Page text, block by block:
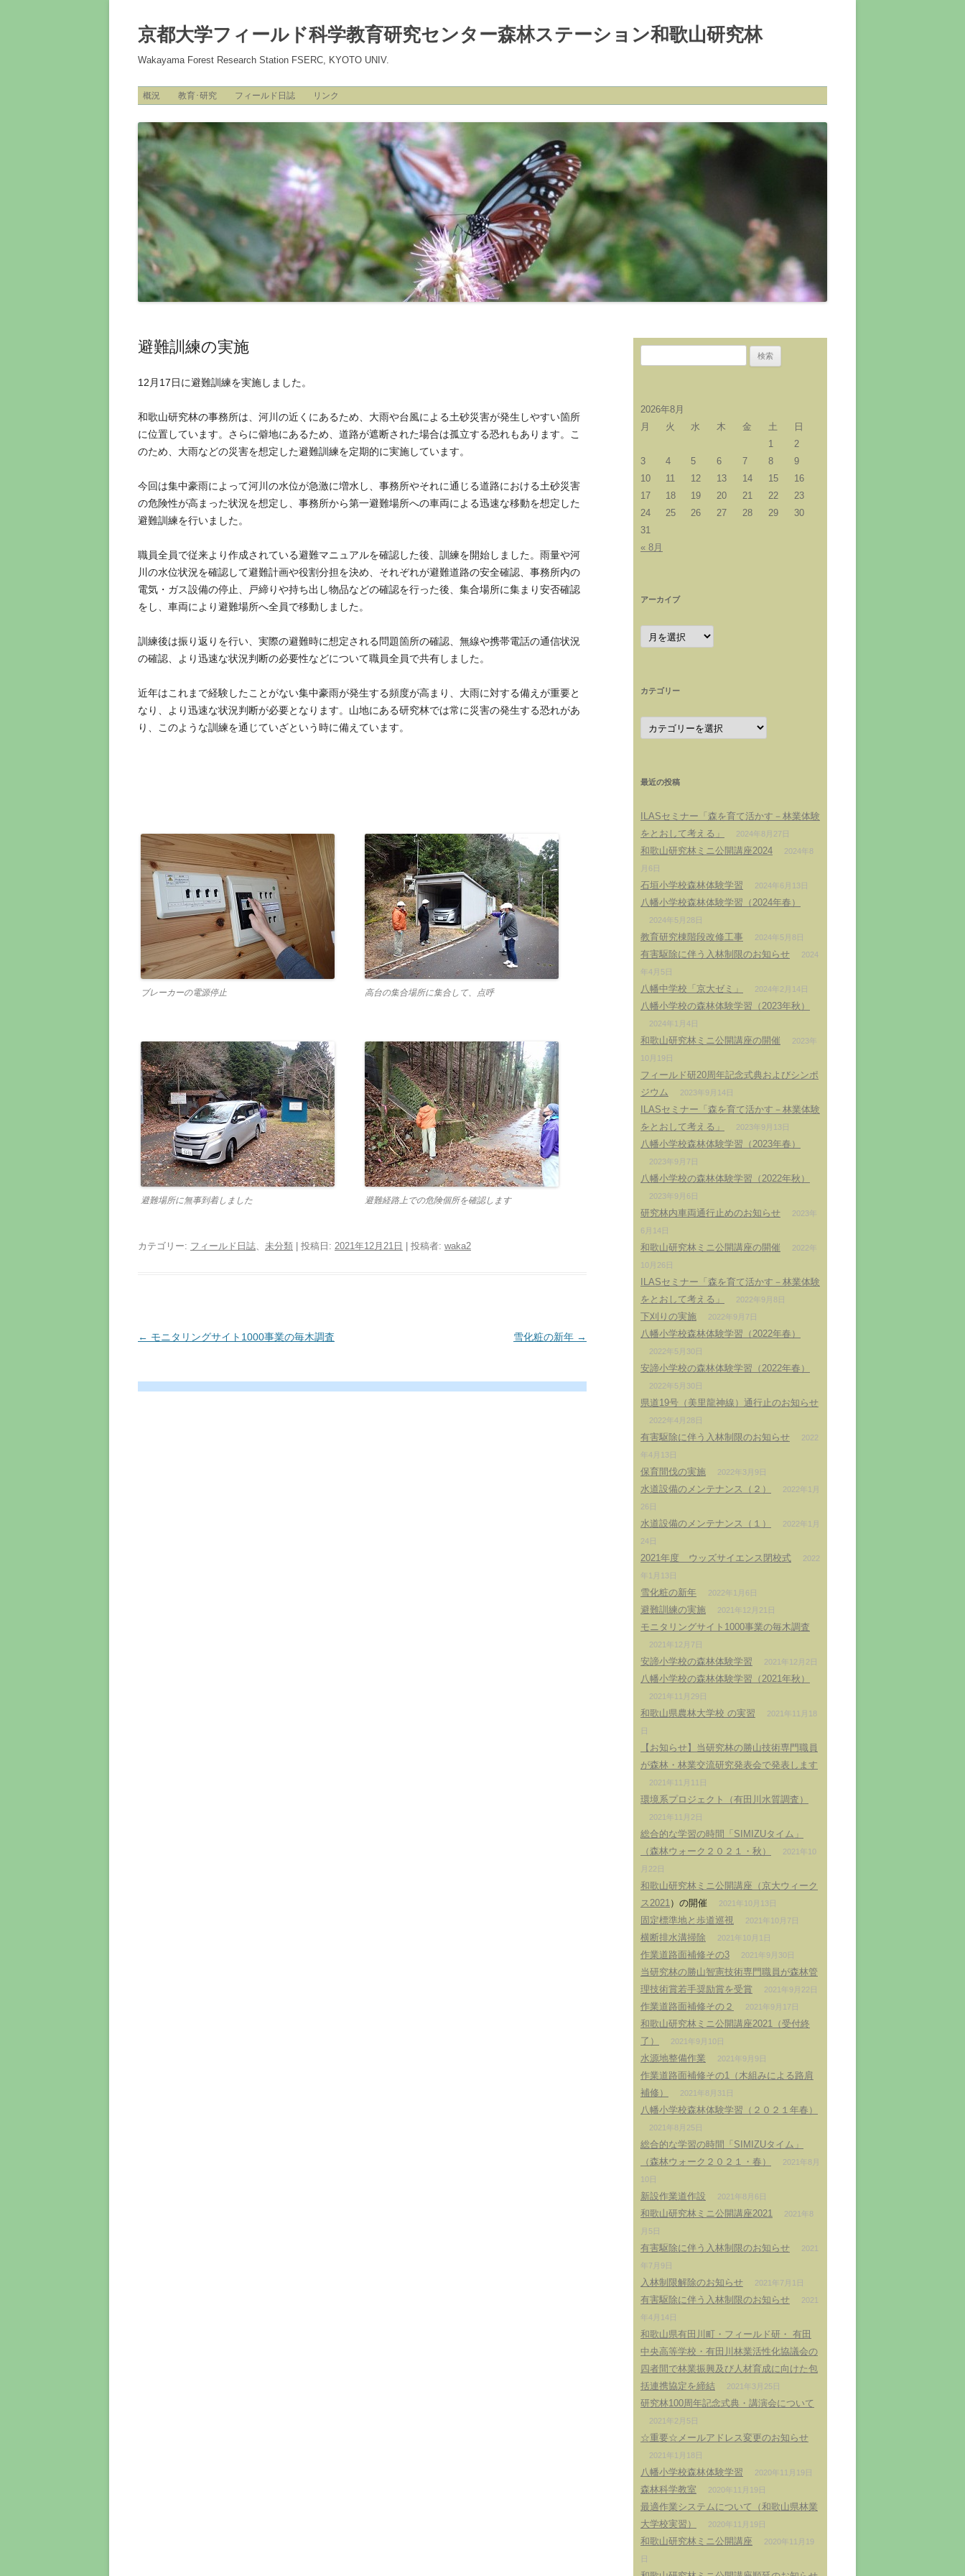
テ
ン
ツ
へ
ス
ッ
プ
京都大学フィールド科学教育研究センター森林ステーション和歌山研究林
Wakayama Forest Research Station FSERC, KYOTO UNIV.
概況
アクセス
スタッフ
教育･研究 フィールド日誌 リンク
避難訓練の実施
12月17日に避難訓練を実施しました。
和歌山研究林の事務所は、河川の近くにあるため、大雨や台風による土砂災害が発生しやすい箇所
に位置しています。さらに僻地にあるため、道路が遮断された場合は孤立する恐れもあります。こ
のため、大雨などの災害を想定した避難訓練を定期的に実施しています。
今回は集中豪雨によって河川の水位が急激に増水し、事務所やそれに通じる道路における土砂災害
の危険性が高まった状況を想定し、事務所から第一避難場所への車両による迅速な移動を想定した
避難訓練を行いました。
職員全員で従来より作成されている避難マニュアルを確認した後、訓練を開始しました。雨量や河
川の水位状況を確認して避難計画や役割分担を決め、それぞれが避難道路の安全確認、事務所内の
電気・ガス設備の停止、戸締りや持ち出し物品などの確認を行った後、集合場所に集まり安否確認
をし、車両により避難場所へ全員で移動しました。
訓練後は振り返りを行い、実際の避難時に想定される問題箇所の確認、無線や携帯電話の通信状況
の確認、より迅速な状況判断の必要性などについて職員全員で共有しました。
近年はこれまで経験したことがない集中豪雨が発生する頻度が高まり、大雨に対する備えが重要と
なり、より迅速な状況判断が必要となります。山地にある研究林では常に災害の発生する恐れがあ
り、このような訓練を通じていざという時に備えています。
ブレーカーの電源停止 高台の集合場所に集合して、点呼
避難場所に無事到着しました 避難経路上での危険個所を確認します
カテゴリー: フィールド日誌、 未分類 | 投稿日: 2021年12月21日 投稿者: waka2
投
← モニタリングサイト1000事業の毎木調査 雪化粧の新年 →
2026年8月
月
火 水 木 金 土
日
1
2
3
4 5 6 7 8
9
10
11 12 13 14 15
16
17
18 19 20 21 22
23
24
25 26 27 28 29
30
31
« 8月
アーカイブ
ア
ー
カ
カテゴリー
カ
テ
ゴ
最近の投稿
ILASセミナー「森を育て活かす－林業体験
をとおして考える」
2024年8月27日
和歌山研究林ミニ公開講座2024
2024年8
月6日
石垣小学校森林体験学習 2024年6月13日
八幡小学校森林体験学習（2024年春）
2024年5月28日
教育研究棟階段改修工事 2024年5月8日
有害駆除に伴う入林制限のお知らせ
2024
年4月5日
八幡中学校「京大ゼミ」 2024年2月14日
八幡小学校の森林体験学習（2023年秋）
2024年1月4日
和歌山研究林ミニ公開講座の開催
2023年
10月19日
フィールド研20周年記念式典およびシンポ
ジウム
2023年9月14日
ILASセミナー「森を育て活かす－林業体験
をとおして考える」
2023年9月13日
八幡小学校森林体験学習（2023年春）
2023年9月7日
八幡小学校の森林体験学習（2022年秋）
2023年9月6日
研究林内車両通行止めのお知らせ
2023年
6月14日
和歌山研究林ミニ公開講座の開催
2022年
10月26日
ILASセミナー「森を育て活かす－林業体験
をとおして考える」
2022年9月8日
下刈りの実施 2022年9月7日
八幡小学校森林体験学習（2022年春）
2022年5月30日
安諦小学校の森林体験学習（2022年春）
2022年5月30日
県道19号（美里龍神線）通行止のお知らせ
2022年4月28日
有害駆除に伴う入林制限のお知らせ
2022
年4月13日
保育間伐の実施 2022年3月9日
水道設備のメンテナンス（２）
2022年1月
26日
水道設備のメンテナンス（１）
2022年1月
24日
2021年度 ウッズサイエンス閉校式
2022
年1月13日
雪化粧の新年 2022年1月6日
避難訓練の実施 2021年12月21日
モニタリングサイト1000事業の毎木調査
2021年12月7日
安諦小学校の森林体験学習 2021年12月2日
八幡小学校の森林体験学習（2021年秋）
2021年11月29日
和歌山県農林大学校 の実習
2021年11月18
【お知らせ】当研究林の勝山技術専門職員
が森林・林業交流研究発表会で発表します
2021年11月11日
環境系プロジェクト（有田川水質調査）
2021年11月2日
総合的な学習の時間「SIMIZUタイム」
（森林ウォーク２０２１・秋）
2021年10
月22日
和歌山研究林ミニ公開講座（京大ウィーク
ス2021）の開催 2021年10月13日
固定標準地と歩道巡視 2021年10月7日
横断排水溝掃除 2021年10月1日
作業道路面補修その3 2021年9月30日
当研究林の勝山智憲技術専門職員が森林管
理技術賞若手奨励賞を受賞
2021年9月22日
作業道路面補修その２ 2021年9月17日
和歌山研究林ミニ公開講座2021（受付終
了）
2021年9月10日
水源地整備作業 2021年9月9日
作業道路面補修その1（木組みによる路肩
補修）
2021年8月31日
八幡小学校森林体験学習（２０２１年春）
2021年8月25日
総合的な学習の時間「SIMIZUタイム」
（森林ウォーク２０２１・春）
2021年8月
10日
新設作業道作設 2021年8月6日
和歌山研究林ミニ公開講座2021
2021年8
月5日
有害駆除に伴う入林制限のお知らせ
2021
年7月9日
入林制限解除のお知らせ 2021年7月1日
有害駆除に伴う入林制限のお知らせ
2021
年4月14日
和歌山県有田川町・フィールド研・ 有田
中央高等学校・有田川林業活性化協議会の
四者間で林業振興及び人材育成に向けた包
括連携協定を締結
2021年3月25日
研究林100周年記念式典・講演会について
2021年2月5日
☆重要☆メールアドレス変更のお知らせ
2021年1月18日
八幡小学校森林体験学習 2020年11月19日
森林科学教室 2020年11月19日
最適作業システムについて（和歌山県林業
大学校実習）
2020年11月19日
和歌山研究林ミニ公開講座
2020年11月19